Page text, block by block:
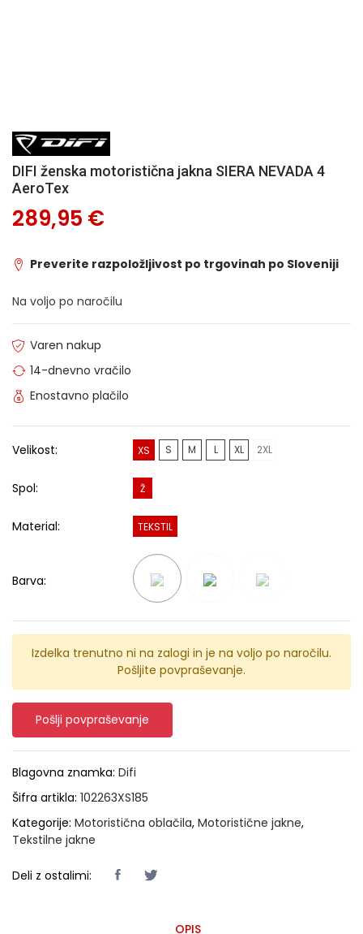
DIFI ženska motoristična jakna SIERA NEVADA 4
AeroTex
289,95 €
Preverite razpoložljivost po trgovinah po Sloveniji
Na voljo po naročilu
Varen nakup
14-dnevno vračilo
Enostavno plačilo
Velikost: XS S M L XL 2XL
Spol: Ž
Material: TEKSTIL
Barva:
Izdelka trenutno ni na zalogi in je na voljo po naročilu.
Pošljite povpraševanje.
Pošlji povpraševanje
Blagovna znamka: Difi
Šifra artikla: 102263XS185
Kategorije: Motoristična oblačila, Motoristične jakne,
Tekstilne jakne
Deli z ostalimi:
OPIS